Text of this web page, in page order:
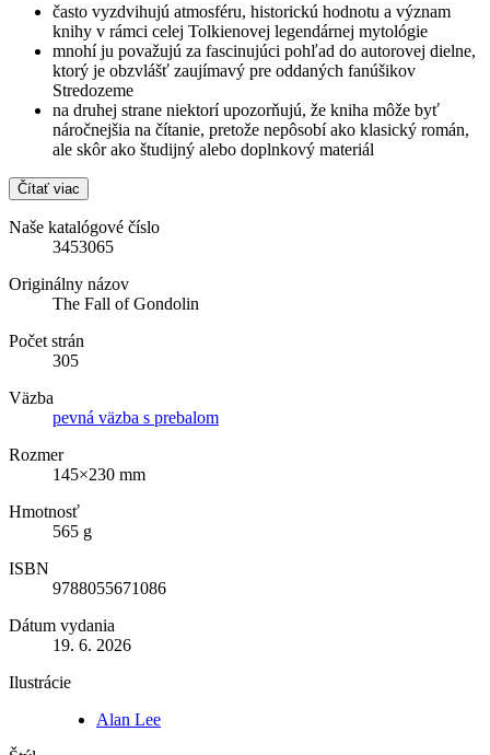
často vyzdvihujú atmosféru, historickú hodnotu a význam
knihy v rámci celej Tolkienovej legendárnej mytológie
mnohí ju považujú za fascinujúci pohľad do autorovej dielne,
ktorý je obzvlášť zaujímavý pre oddaných fanúšikov
Stredozeme
na druhej strane niektorí upozorňujú, že kniha môže byť
náročnejšia na čítanie, pretože nepôsobí ako klasický román,
ale skôr ako študijný alebo doplnkový materiál
Čítať viac
Naše katalógové číslo
3453065
Originálny názov
The Fall of Gondolin
Počet strán
305
Väzba
pevná väzba s prebalom
Rozmer
145×230 mm
Hmotnosť
565 g
ISBN
9788055671086
Dátum vydania
19. 6. 2026
Ilustrácie
Alan Lee